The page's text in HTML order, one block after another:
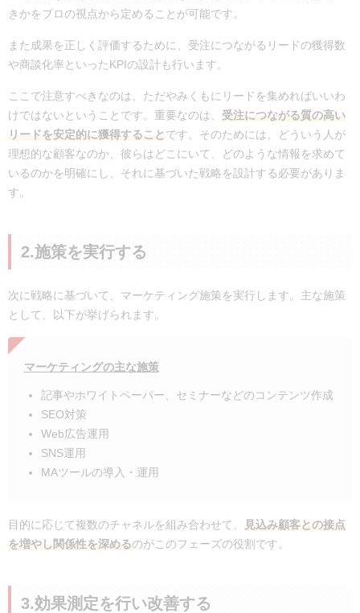
きかをプロの視点から定めることが可能です。
また成果を正しく評価するために、受注につながるリードの獲得数
や商談化率といったKPIの設計も行います。
ここで注意すべきなのは、ただやみくもにリードを集めればいいわ
けではないということです。重要なのは、 受注につながる質の高い
リードを安定的に獲得することです。そのためには、どういう人が
理想的な顧客なのか、彼らはどこにいて、どのような情報を求めて
いるのかを明確にし、それに基づいた戦略を設計する必要がありま
す。
2.施策を実行する
次に戦略に基づいて、マーケティング施策を実行します。主な施策
として、以下が挙げられます。
マーケティングの主な施策
記事やホワイトペーパー、セミナーなどのコンテンツ作成
SEO対策
Web広告運用
SNS運用
MAツールの導入・運用
目的に応じて複数のチャネルを組み合わせて、
見込み顧客との接点
を増やし関係性を深めるのがこのフェーズの役割です。
3.効果測定を行い改善する